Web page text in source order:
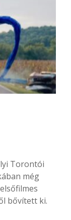
Torontói
még
bővített ki.